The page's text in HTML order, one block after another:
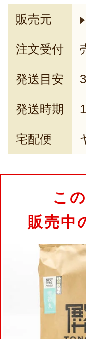
販売元
注文受付
発送目安
発送時期
宅配便
こ
販売中